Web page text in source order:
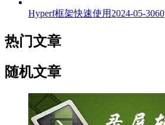
Hyperf框架快速使用 2024-05-3060
热门文章
随机文章